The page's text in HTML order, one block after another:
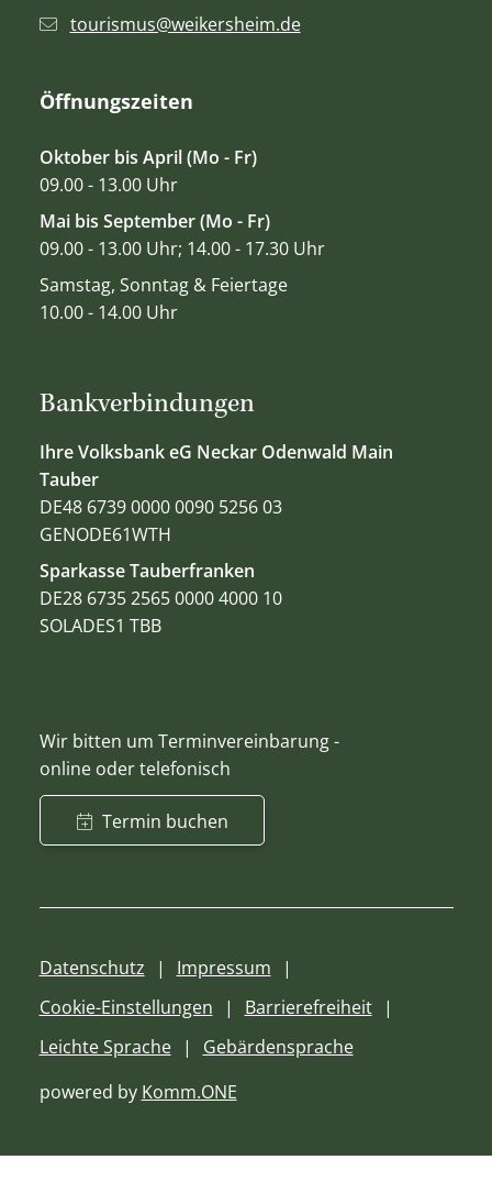
Bankverbindungen
Ihre Volksbank eG Neckar Odenwald Main
Tauber
DE48 6739 0000 0090 5256 03
GENODE61WTH
Sparkasse Tauberfranken
DE28 6735 2565 0000 4000 10
SOLADES1 TBB
Wir bitten um Terminvereinbarung -
online oder telefonisch
Termin buchen
tourismus@weikersheim.de
Öffnungszeiten
Oktober bis April (Mo - Fr)
09.00 - 13.00 Uhr
Mai bis September (Mo - Fr)
09.00 - 13.00 Uhr; 14.00 - 17.30 Uhr
Samstag, Sonntag & Feiertage
10.00 - 14.00 Uhr
Datenschutz
Impressum
Cookie-Einstellungen
Barrierefreiheit
Leichte Sprache
Gebärdensprache
powered by Komm.ONE